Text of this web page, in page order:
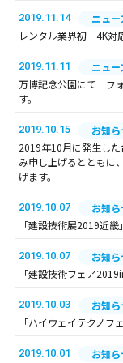
2019.11.14
ニュー
レンタル業界初 4K対
2019.11.11
ニュー
万博記念公園にて フ
す。
2019.10.15
お知ら
2019年10月に発生し
み申し上げるとともに
げます。
2019.10.07
お知ら
「建設技術展2019近
2019.10.07
お知ら
「建設技術フェア
2019.10.03
お知ら
「ハイウェイテクノ
2019.10.01
お知ら